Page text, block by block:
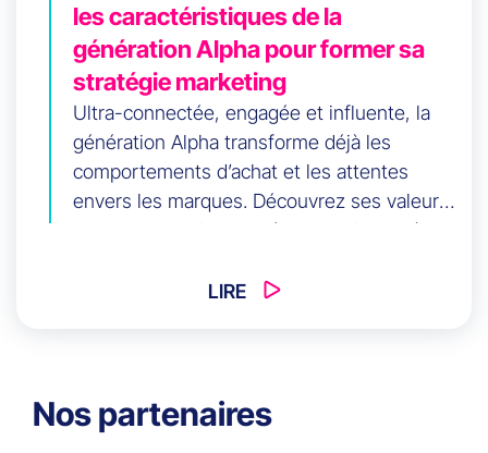
les caractéristiques de la
génération Alpha pour former sa
stratégie marketing
Ultra-connectée, engagée et influente, la
génération Alpha transforme déjà les
comportements d’achat et les attentes
envers les marques. Découvrez ses valeurs,
ses usages et les stratégies marketing à
personnalisées, immersives, omnicanales et
LIRE
Nos partenaires